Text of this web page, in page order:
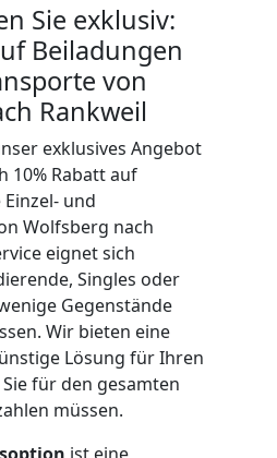
Sie exklusiv:
Beiladungen
von
Rankweil
exklusives Angebot
10% Rabatt auf
und
Wolfsberg nach
eignet sich
Singles oder
Gegenstände
Wir bieten eine
Lösung für Ihren
für den gesamten
müssen.